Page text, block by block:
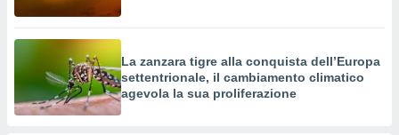
La zanzara tigre alla conquista dell’Europa
settentrionale, il cambiamento climatico
agevola la sua proliferazione